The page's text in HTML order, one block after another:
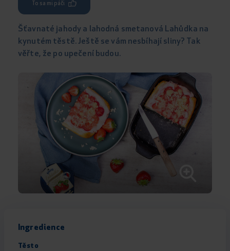
To sa mi páči
Šťavnaté jahody a lahodná smetanová Lahůdka na
kynutém těstě. Ještě se vám nesbíhají sliny? Tak
věřte, že po upečení budou.
Ingredience
Těsto